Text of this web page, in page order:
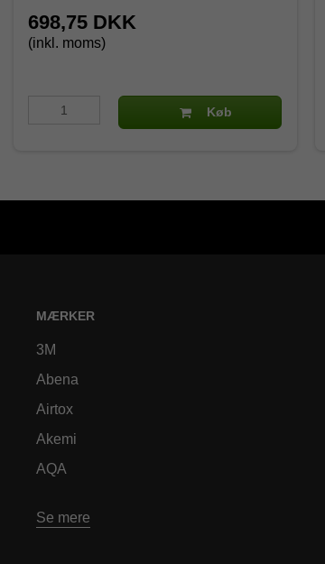
698,75 DKK
(inkl. moms)
Køb
MÆRKER
3M
Abena
Airtox
Akemi
AQA
Se mere